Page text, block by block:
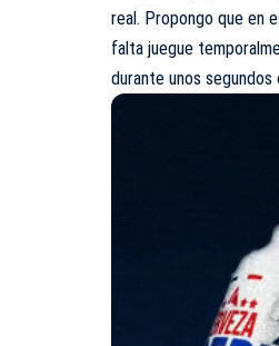
real. Propongo que en
falta juegue
durante unos segundos